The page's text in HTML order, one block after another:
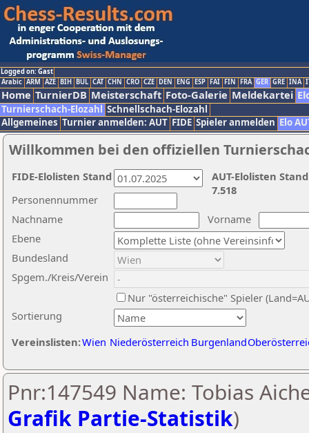
Logged on: Gast
Arabic ARM AZE BIH BUL CAT CHN CRO CZE DEN ENG ESP FAI FIN FRA GER GRE INA
Home TurnierDB Meisterschaft Foto-Galerie Meldekartei
Turnierschach-Elozahl Schnellschach-Elozahl
Allgemeines Turnier anmelden: AUT FIDE Spieler anmelden Elo
Willkommen bei den offiziellen
Nachname
Vorname
Ebene
Sortierung
Personennummer
Bundesland
Spgem./Kreis/Verein
Nur "österreichische" Spieler
Vereinslisten:Wien Niederösterreich Burgenland
AUT-Elolisten
7.518
FIDE-Elolisten Stand
Pnr:147549 Name: Tobias
Grafik Partie-Statistik)